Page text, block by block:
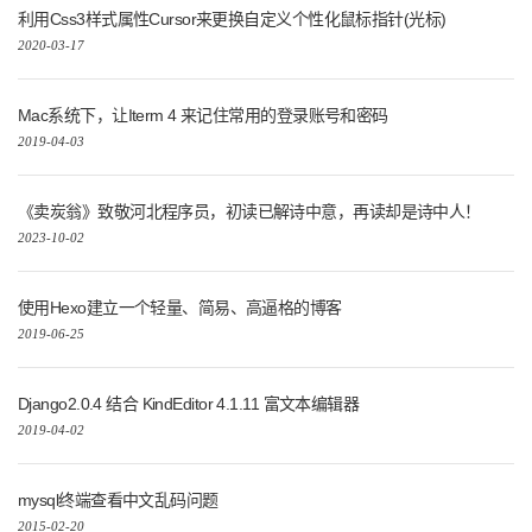
利用Css3样式属性Cursor来更换自定义个性化鼠标指针(光标)
2020-03-17
Mac系统下，让Iterm 4 来记住常用的登录账号和密码
2019-04-03
《卖炭翁》致敬河北程序员，初读已解诗中意，再读却是诗中人！
2023-10-02
使用Hexo建立一个轻量、简易、高逼格的博客
2019-06-25
Django2.0.4 结合 KindEditor 4.1.11 富文本编辑器
2019-04-02
mysql终端查看中文乱码问题
2015-02-20